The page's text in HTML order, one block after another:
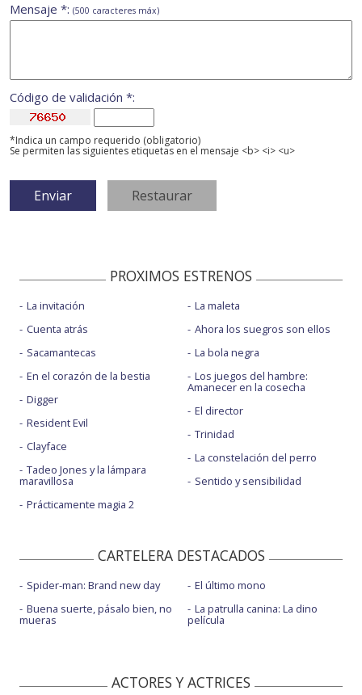
Mensaje *: (500 caracteres máx)
Código de validación *:
*Indica un campo requerido (obligatorio)
Se permiten las siguientes etiquetas en el mensaje <b> <i> <u>
PROXIMOS ESTRENOS
La invitación
Cuenta atrás
Sacamantecas
En el corazón de la bestia
Digger
Resident Evil
Clayface
Tadeo Jones y la lámpara
maravillosa
Prácticamente magia 2
La maleta
Ahora los suegros son ellos
La bola negra
Los juegos del hambre:
Amanecer en la cosecha
El director
Trinidad
La constelación del perro
Sentido y sensibilidad
CARTELERA DESTACADOS
Spider-man: Brand new day
Buena suerte, pásalo bien, no
mueras
El último mono
La patrulla canina: La dino
película
ACTORES Y ACTRICES